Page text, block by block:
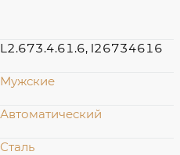
L2.673.4.61.6, l26734616
Мужские
Автоматический
Сталь